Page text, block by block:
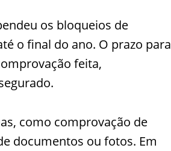
os bloqueios de
o final do ano. O prazo para
feita,
como comprovação de
documentos ou fotos. Em